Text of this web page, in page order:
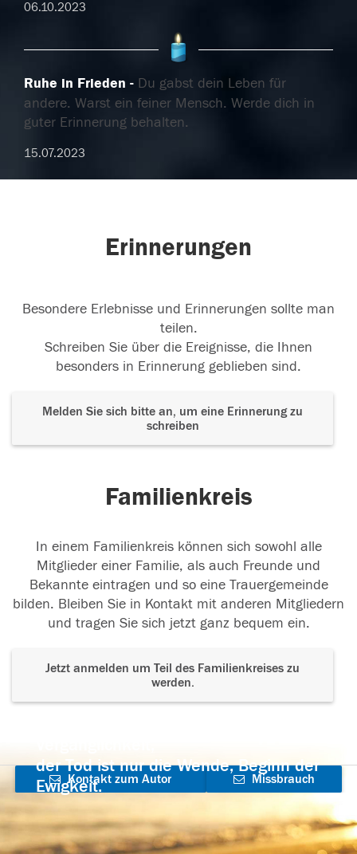
06.10.2023
Ruhe in Frieden
Du gabst dein Leben für
andere. Warst ein feiner Mensch. Werde dich in
guter Erinnerung behalten.
15.07.2023
Erinnerungen
Besondere Erlebnisse und Erinnerungen sollte man
teilen.
Schreiben Sie über die Ereignisse, die Ihnen
besonders in Erinnerung geblieben sind.
Melden Sie sich bitte an, um eine Erinnerung zu
schreiben
Familienkreis
In einem Familienkreis können sich sowohl alle
Mitglieder einer Familie, als auch Freunde und
Bekannte eintragen und so eine Trauergemeinde
bilden. Bleiben Sie in Kontakt mit anderen Mitgliedern
und tragen Sie sich jetzt ganz bequem ein.
Jetzt anmelden um Teil des Familienkreises zu
werden.
der Tod ist nur die Wende, Beginn der
Ewigkeit.
Kontakt zum Autor
aufnehmen
Missbrauch